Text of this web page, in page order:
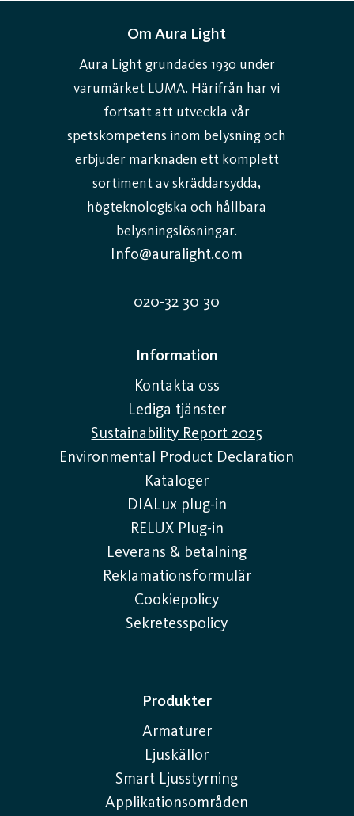
Om Aura Light
Aura Light grundades 1930 under
varumärket LUMA. Härifrån har vi
fortsatt att utveckla vår
spetskompetens inom belysning och
erbjuder marknaden ett komplett
sortiment av skräddarsydda,
högteknologiska och hållbara
belysningslösningar.
Info@auralight.com
020-32 30 30
Information
Kontakta oss
Lediga tjänster
Sustainability Report 2025
Environmental Product Declaration
Kataloger
DIALux plug-in
RELUX Plug-in
Leverans & betalning
Reklamationsformulär
Cookiepolicy
Sekretesspolicy
Produkter
Armaturer
Ljuskällor
Smart Ljusstyrning
Applikationsområden